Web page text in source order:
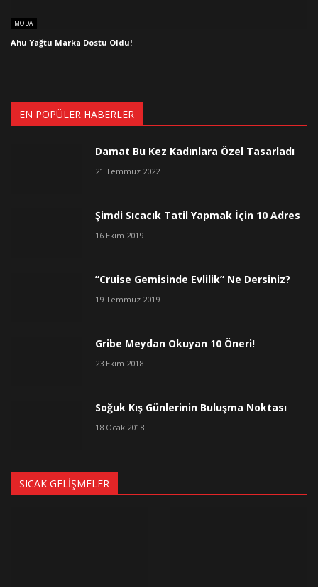
MODA
Ahu Yağtu Marka Dostu Oldu!
EN POPÜLER HABERLER
Damat Bu Kez Kadınlara Özel Tasarladı
21 Temmuz 2022
Şimdi Sıcacık Tatil Yapmak İçin 10 Adres
16 Ekim 2019
”Cruise Gemisinde Evlilik” Ne Dersiniz?
19 Temmuz 2019
Gribe Meydan Okuyan 10 Öneri!
23 Ekim 2018
Soğuk Kış Günlerinin Buluşma Noktası
18 Ocak 2018
SICAK GELIŞMELER